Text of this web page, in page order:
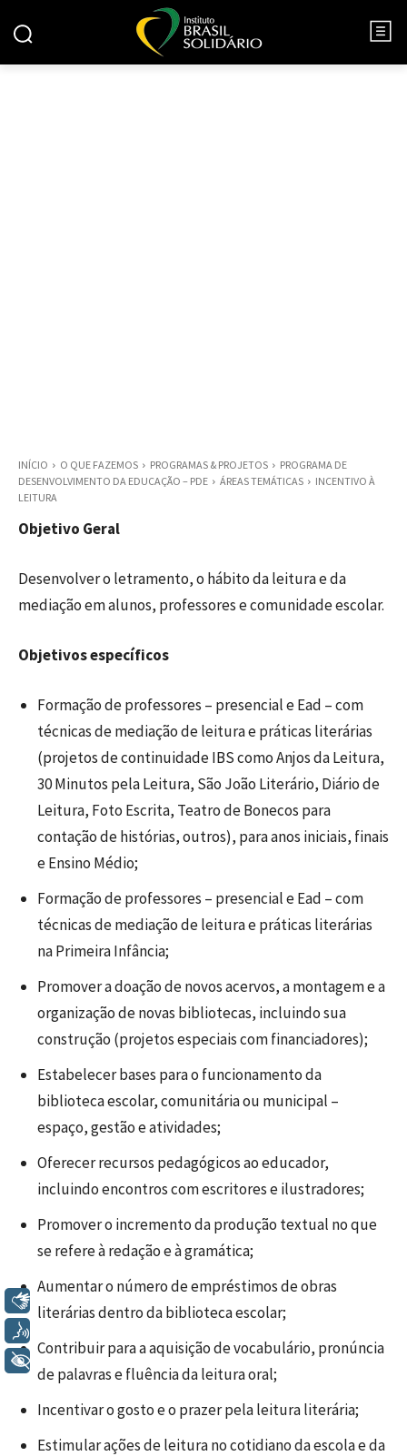
INÍCIO O QUE FAZEMOS PROGRAMAS & PROJETOS
PROGRAMA DE
DESENVOLVIMENTO DA EDUCAÇÃO – PDE
ÁREAS TEMÁTICAS
INCENTIVO À
LEITURA
Objetivo Geral
Desenvolver o letramento, o hábito da leitura e da
mediação em alunos, professores e comunidade escolar.
Objetivos específicos
Formação de professores – presencial e Ead – com
técnicas de mediação de leitura e práticas literárias
(projetos de continuidade IBS como Anjos da Leitura,
30 Minutos pela Leitura, São João Literário, Diário de
Leitura, Foto Escrita, Teatro de Bonecos para
contação de histórias, outros), para anos iniciais, finais
e Ensino Médio;
Formação de professores – presencial e Ead – com
técnicas de mediação de leitura e práticas literárias
na Primeira Infância;
Promover a doação de novos acervos, a montagem e a
organização de novas bibliotecas, incluindo sua
construção (projetos especiais com financiadores);
Estabelecer bases para o funcionamento da
biblioteca escolar, comunitária ou municipal –
espaço, gestão e atividades;
Oferecer recursos pedagógicos ao educador,
incluindo encontros com escritores e ilustradores;
Promover o incremento da produção textual no que
se refere à redação e à gramática;
Aumentar o número de empréstimos de obras
literárias dentro da biblioteca escolar;
Contribuir para a aquisição de vocabulário, pronúncia
de palavras e fluência da leitura oral;
Incentivar o gosto e o prazer pela leitura literária;
Estimular ações de leitura no cotidiano da escola e da
Libras
+ Acessibilidade